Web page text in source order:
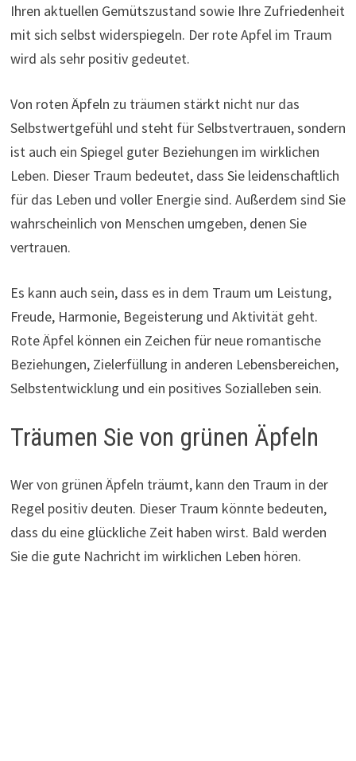
Ihren aktuellen Gemütszustand sowie Ihre Zufriedenheit
mit sich selbst widerspiegeln. Der rote Apfel im Traum
wird als sehr positiv gedeutet.
Von roten Äpfeln zu träumen stärkt nicht nur das
Selbstwertgefühl und steht für Selbstvertrauen, sondern
ist auch ein Spiegel guter Beziehungen im wirklichen
Leben. Dieser Traum bedeutet, dass Sie leidenschaftlich
für das Leben und voller Energie sind. Außerdem sind Sie
wahrscheinlich von Menschen umgeben, denen Sie
vertrauen.
Es kann auch sein, dass es in dem Traum um Leistung,
Freude, Harmonie, Begeisterung und Aktivität geht.
Rote Äpfel können ein Zeichen für neue romantische
Beziehungen, Zielerfüllung in anderen Lebensbereichen,
Selbstentwicklung und ein positives Sozialleben sein.
Träumen Sie von grünen Äpfeln
Wer von grünen Äpfeln träumt, kann den Traum in der
Regel positiv deuten. Dieser Traum könnte bedeuten,
dass du eine glückliche Zeit haben wirst. Bald werden
Sie die gute Nachricht im wirklichen Leben hören.